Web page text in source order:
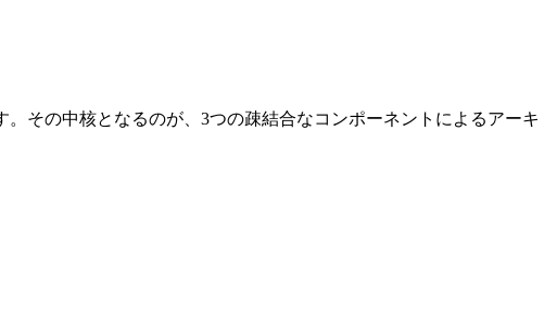
その中核となるのが、3つの疎結合なコンポーネントによるアーキ